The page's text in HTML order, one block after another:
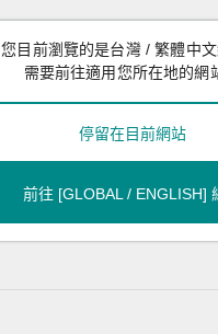
您目前瀏覽的是台灣 / 繁體中文
需要前往適用您所在地的網
停留在目前網站
前往 [GLOBAL / ENGLISH]